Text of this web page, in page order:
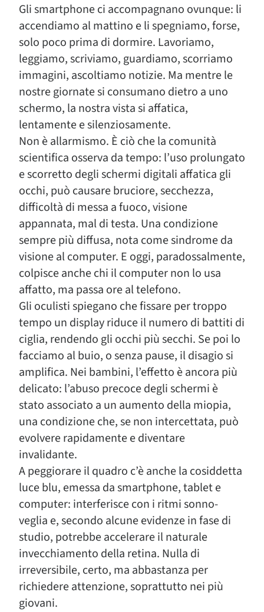
Gli smartphone ci accompagnano ovunque: li
accendiamo al mattino e li spegniamo, forse,
solo poco prima di dormire. Lavoriamo,
leggiamo, scriviamo, guardiamo, scorriamo
immagini, ascoltiamo notizie. Ma mentre le
nostre giornate si consumano dietro a uno
schermo, la nostra vista si affatica,
lentamente e silenziosamente.
Non è allarmismo. È ciò che la comunità
scientifica osserva da tempo: l’uso prolungato
e scorretto degli schermi digitali affatica gli
occhi, può causare bruciore, secchezza,
difficoltà di messa a fuoco, visione
appannata, mal di testa. Una condizione
sempre più diffusa, nota come sindrome da
visione al computer. E oggi, paradossalmente,
colpisce anche chi il computer non lo usa
affatto, ma passa ore al telefono.
Gli oculisti spiegano che fissare per troppo
tempo un display riduce il numero di battiti di
ciglia, rendendo gli occhi più secchi. Se poi lo
facciamo al buio, o senza pause, il disagio si
amplifica. Nei bambini, l’effetto è ancora più
delicato: l’abuso precoce degli schermi è
stato associato a un aumento della miopia,
una condizione che, se non intercettata, può
evolvere rapidamente e diventare
invalidante.
A peggiorare il quadro c’è anche la cosiddetta
luce blu, emessa da smartphone, tablet e
computer: interferisce con i ritmi sonno-
veglia e, secondo alcune evidenze in fase di
studio, potrebbe accelerare il naturale
invecchiamento della retina. Nulla di
irreversibile, certo, ma abbastanza per
richiedere attenzione, soprattutto nei più
giovani.